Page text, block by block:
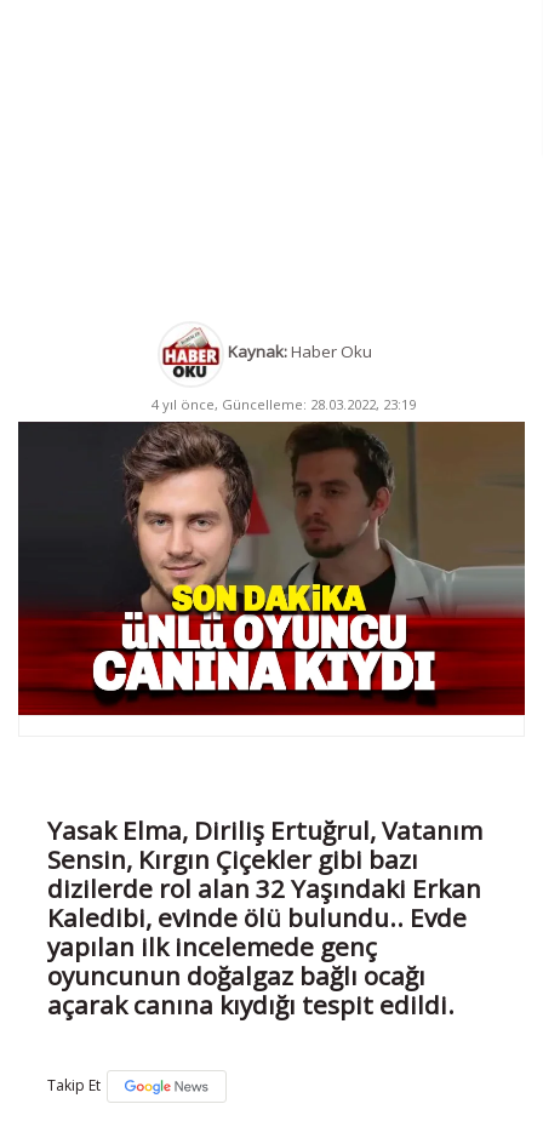
Kaynak:Haber Oku
4 yıl önce, Güncelleme: 28.03.2022, 23:19
Yasak Elma, Diriliş Ertuğrul, Vatanım
Sensin, Kırgın Çiçekler gibi bazı
dizilerde rol alan 32 Yaşındaki Erkan
Kaledibi, evinde ölü bulundu.. Evde
yapılan ilk incelemede genç
oyuncunun doğalgaz bağlı ocağı
açarak canına kıydığı tespit edildi.
Takip Et